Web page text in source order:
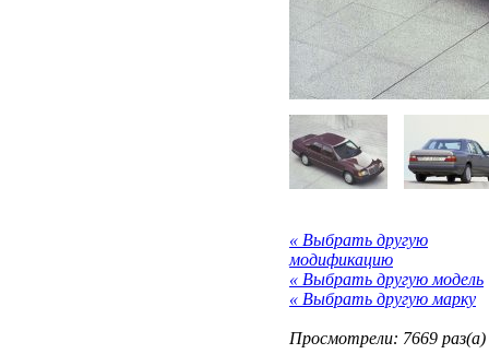
« Выбрать другую
модификацию
« Выбрать другую модель
« Выбрать другую марку
Просмотрели: 7669 раз(а)